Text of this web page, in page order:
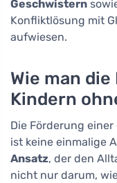
Geschwistern
Konfliktlösung mit
aufwiesen.
Wie man
Kindern
Die Förderung
ist keine einmalige
Ansatz, der den
nicht nur darum,